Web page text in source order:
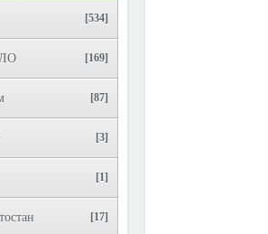
[534]
ЛО [169]
[87]
[3]
[1]
[17]